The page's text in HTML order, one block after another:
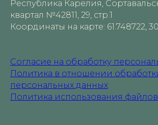
Республика Карелия,
квартал №42811, 29, стр.1
Координаты на карте: 61.748722,
Cогласие на обработку
Политика в отношении
персональных данных
Политика использования